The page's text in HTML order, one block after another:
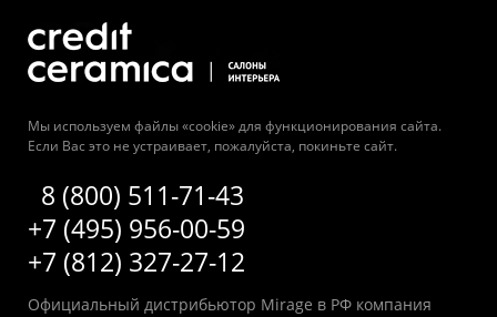
Мы используем файлы «cookie» для функционирования сайта.
Если Вас это не устраивает, пожалуйста, покиньте сайт.
8 (800) 511-71-43
+7 (495) 956-00-59
+7 (812) 327-27-12
Официальный дистрибьютор Mirage в РФ компания